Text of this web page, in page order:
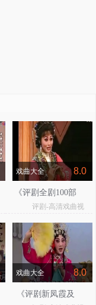
戏曲大全 8.0
《评剧全剧100部
mp3免费下载》
评剧-高清戏曲视
频
戏曲大全 8.0
《评剧新凤霞及